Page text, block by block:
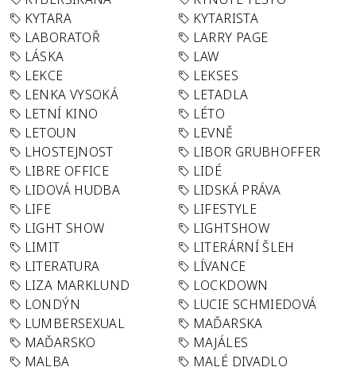
KYTARA
KYTARISTA
LABORATOŘ
LARRY PAGE
LÁSKA
LAW
LEKCE
LEKSES
LENKA VYSOKÁ
LETADLA
LETNÍ KINO
LÉTO
LETOUN
LEVNĚ
LHOSTEJNOST
LIBOR GRUBHOFFER
LIBRE OFFICE
LIDÉ
LIDOVÁ HUDBA
LIDSKÁ PRÁVA
LIFE
LIFESTYLE
LIGHT SHOW
LIGHTSHOW
LIMIT
LITERÁRNÍ ŠLEH
LITERATURA
LÍVANCE
LIZA MARKLUND
LOCKDOWN
LONDÝN
LUCIE SCHMIEDOVÁ
LUMBERSEXUAL
MAĎARSKA
MAĎARSKO
MAJÁLES
MALBA
MALÉ DIVADLO